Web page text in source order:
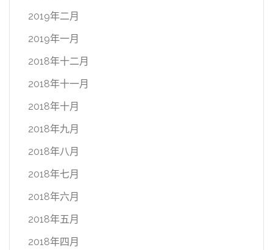
2019年二月
2019年一月
2018年十二月
2018年十一月
2018年十月
2018年九月
2018年八月
2018年七月
2018年六月
2018年五月
2018年四月